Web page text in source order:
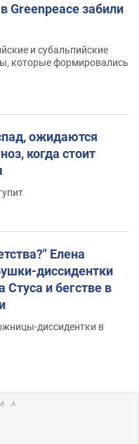
Greenpeace забили
и субальпийские
которые формировались
ожидаются
когда стоит
Елена
диссидентки
и бегстве в
диссидентки в